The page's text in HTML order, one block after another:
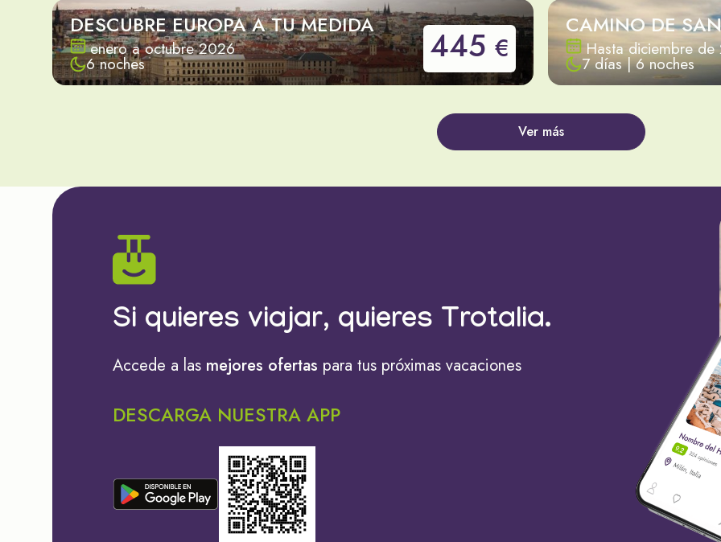
DESCUBRE EUROPA A TU MEDIDA
enero a octubre 2026
6 noches 445 €
CAMINO DE
Hasta diciembre
7 días | 6 noches
Ver más
Si quieres viajar, quieres Trotalia.
Accede a las mejores ofertas para tus próximas vacaciones
DESCARGA NUESTRA APP